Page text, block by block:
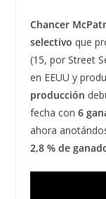
Chancer
selectivo que
(15, por Street
en EEUU y
producción
fecha con 6
ahora
2,8 % de